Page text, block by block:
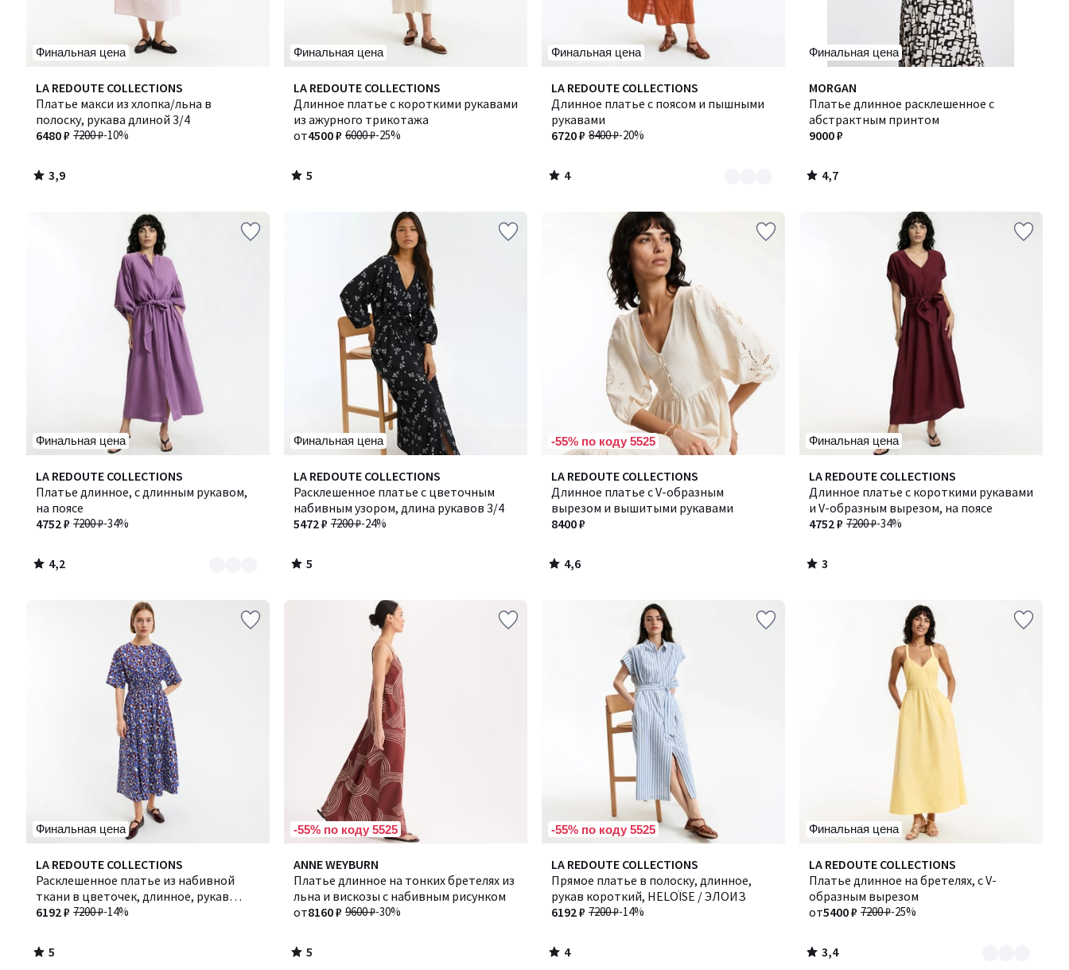
Финальная цена
LA REDOUTE COLLECTIONS
Платье макси из хлопка/льна в
полоску, рукава длиной 3/4
7200 ₽-10%
6480 ₽
3,9
/ 5
3,9
/
Финальная цена
LA REDOUTE COLLECTIONS
Длинное платье с короткими рукавами
из ажурного трикотажа
6000 ₽-25%
от4500 ₽
5
/
5
5
/
Финальная цена
LA REDOUTE COLLECTIONS
Длинное платье с поясом и пышными
рукавами
8400 ₽-20%
6720 ₽
4
/
5
Количество
цветов:
2
4
/
Финальная цена
MORGAN
Платье длинное расклешенное с
абстрактным принтом
9000 ₽
4,7
/ 5
4,7
/
Финальная цена
LA REDOUTE COLLECTIONS
Платье длинное, с длинным рукавом,
на поясе
7200 ₽-34%
4752 ₽
4,2
/ 5
Количество
цветов:
2
4,2
/
Финальная цена
LA REDOUTE COLLECTIONS
Расклешенное платье с цветочным
набивным узором, длина рукавов 3/4
7200 ₽-24%
5472 ₽
5
/
5
5
/
-55% по коду 5525
LA REDOUTE COLLECTIONS
Длинное платье с V-образным
вырезом и вышитыми рукавами
8400 ₽
4,6
/ 5
4,6
/
Финальная цена
LA REDOUTE COLLECTIONS
Длинное платье с короткими рукавами
и V-образным вырезом, на поясе
7200 ₽-34%
4752 ₽
3
/
5
3
/
Финальная цена
LA REDOUTE COLLECTIONS
Расклешенное платье из набивной
ткани в цветочек, длинное, рукав
короткий
7200 ₽-14%
6192 ₽
5
/
5
5
/
-55% по коду 5525
ANNE WEYBURN
Платье длинное на тонких бретелях из
льна и вискозы с набивным рисунком
9600 ₽-30%
от8160 ₽
5
/
5
5
/
-55% по коду 5525
LA REDOUTE COLLECTIONS
Прямое платье в полоску, длинное,
рукав короткий, HELOÏSE / ЭЛОИЗ
7200 ₽-14%
6192 ₽
4
/
5
4
/
Финальная цена
LA REDOUTE COLLECTIONS
Платье длинное на бретелях, с V-
образным вырезом
7200 ₽-25%
от5400 ₽
3,4
/ 5
Количество
цветов:
2
3,4
/